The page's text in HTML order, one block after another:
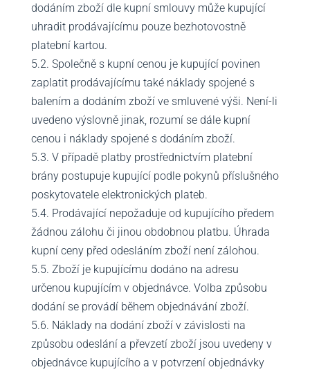
dodáním zboží dle kupní smlouvy může kupující
uhradit prodávajícímu pouze bezhotovostně
platební kartou.
5.2. Společně s kupní cenou je kupující povinen
zaplatit prodávajícímu také náklady spojené s
balením a dodáním zboží ve smluvené výši. Není-li
uvedeno výslovně jinak, rozumí se dále kupní
cenou i náklady spojené s dodáním zboží.
5.3. V případě platby prostřednictvím platební
brány postupuje kupující podle pokynů příslušného
poskytovatele elektronických plateb.
5.4. Prodávající nepožaduje od kupujícího předem
žádnou zálohu či jinou obdobnou platbu. Úhrada
kupní ceny před odesláním zboží není zálohou.
5.5. Zboží je kupujícímu dodáno na adresu
určenou kupujícím v objednávce. Volba způsobu
dodání se provádí během objednávání zboží.
5.6. Náklady na dodání zboží v závislosti na
způsobu odeslání a převzetí zboží jsou uvedeny v
objednávce kupujícího a v potvrzení objednávky